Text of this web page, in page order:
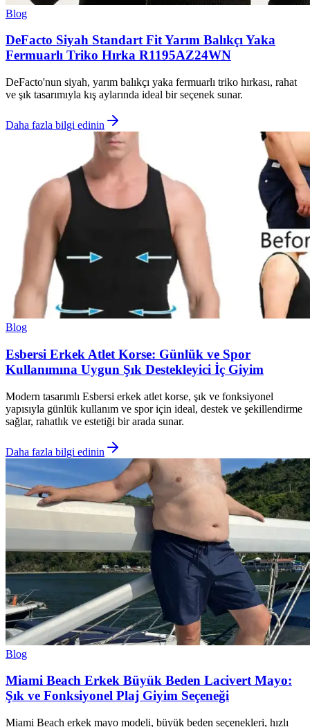
Blog
DeFacto Siyah Standart Fit Yarım Balıkçı Yaka
Fermuarlı Triko Hırka R1195AZ24WN
DeFacto'nun siyah, yarım balıkçı yaka fermuarlı triko hırkası, rahat
ve şık tasarımıyla kış aylarında ideal bir seçenek sunar.
Daha fazla bilgi edinin
Blog
Esbersi Erkek Atlet Korse: Günlük ve Spor
Kullanımına Uygun Şık Destekleyici İç Giyim
Modern tasarımlı Esbersi erkek atlet korse, şık ve fonksiyonel
yapısıyla günlük kullanım ve spor için ideal, destek ve şekillendirme
sağlar, rahatlık ve estetiği bir arada sunar.
Daha fazla bilgi edinin
Blog
Miami Beach Erkek Büyük Beden Lacivert Mayo:
Şık ve Fonksiyonel Plaj Giyim Seçeneği
Miami Beach erkek mayo modeli, büyük beden seçenekleri, hızlı